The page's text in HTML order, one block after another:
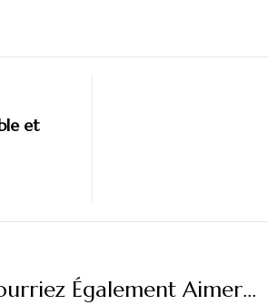
et
Également Aimer...